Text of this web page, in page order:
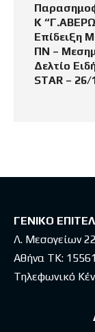
Κ
Επίδειξη
ΠΝ –
Δελτίο
STAR –
ΓΕΝΙΚΟ
Λ. Μεσογείων
Αθήνα ΤΚ: 15561
Τηλεφωνικό